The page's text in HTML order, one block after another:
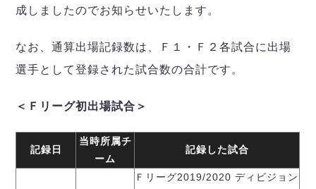
しながわシティ
立川アスレティックFC
ペスカドーラ町田
湘南ベルマーレ
名古屋オーシャンズ
シュライカー大阪
ボルクバレット北九州
バサジィ大分
FOLLOW US!
成しましたのでお知らせいたします。
なお、通算出場記録数は、Ｆ１・Ｆ２各試合に出場
選手として登録された試合数の合計です。
＜Ｆリーグ初出場試合＞
記録日
当時所属チ
ーム
記録した試合
Ｆリーグ2019/2020 ディビジョン